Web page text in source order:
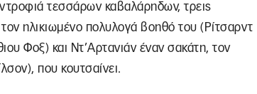
τεσσάρων καβαλάρηδων, τρεις
ηλικιωμένο πολυλογά βοηθό του (Ρίτσαρντ
Φοξ) και Ντ’Αρτανιάν έναν σακάτη, τον
που κουτσαίνει.